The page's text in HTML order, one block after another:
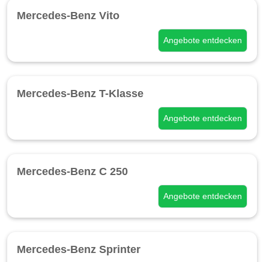
Mercedes-Benz Vito
Angebote entdecken
Mercedes-Benz T-Klasse
Angebote entdecken
Mercedes-Benz C 250
Angebote entdecken
Mercedes-Benz Sprinter